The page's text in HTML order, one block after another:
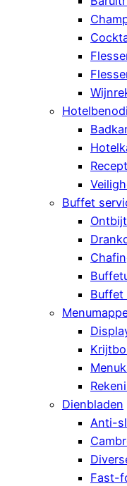
Buffet
Buffet
Dienbladen
Anti-
Fast-